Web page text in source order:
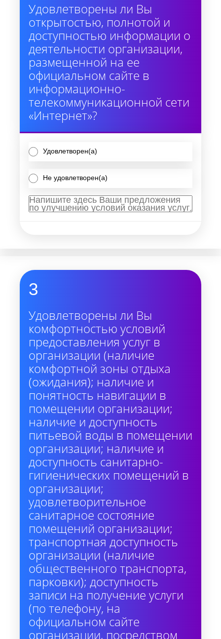
Удовлетворены ли Вы
открытостью, полнотой и
доступностью информации о
деятельности организации,
размещенной на ее
официальном сайте в
информационно-
телекоммуникационной сети
«Интернет»?
Удовлетворен(а)
Не удовлетворен(а)
3
Удовлетворены ли Вы
комфортностью условий
предоставления услуг в
организации (наличие
комфортной зоны отдыха
(ожидания); наличие и
понятность навигации в
помещении организации;
наличие и доступность
питьевой воды в помещении
организации; наличие и
доступность санитарно-
гигиенических помещений в
организации;
удовлетворительное
санитарное состояние
помещений организации;
транспортная доступность
организации (наличие
общественного транспорта,
парковки); доступность
записи на получение услуги
(по телефону, на
официальном сайте
организации, посредством